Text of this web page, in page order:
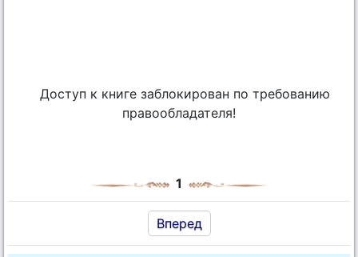
Доступ к книге заблокирован по требованию
правообладателя!
1
Вперед